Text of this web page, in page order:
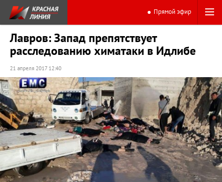
Прямой эфир
Лавров: Запад препятствует
расследованию химатаки в Идлибе
21 апреля 2017 12:40